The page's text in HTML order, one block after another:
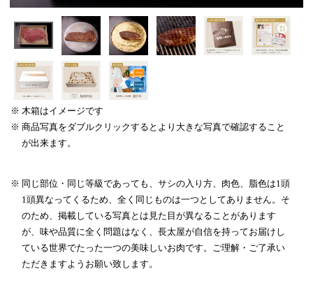
木箱はイメージです
商品写真をダブルクリックするとより大きな写真で確認すること
が出来ます。
同じ部位・同じ等級であっても、サシの入り方、肉色、脂色は1頭
1頭異なってくるため、全く同じものは一つとしてありません。そ
のため、掲載している写真とは見た目が異なることがあります
が、味や品質に全く問題はなく、長太屋が自信を持ってお届けし
ている世界でたった一つの美味しいお肉です。ご理解・ご了承い
ただきますようお願い致します。